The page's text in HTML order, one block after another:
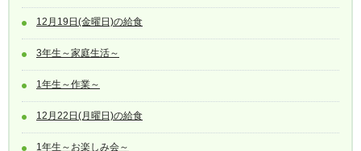
12月19日(金曜日)の給食
3年生～家庭生活～
1年生～作業～
12月22日(月曜日)の給食
1年生～お楽しみ会～